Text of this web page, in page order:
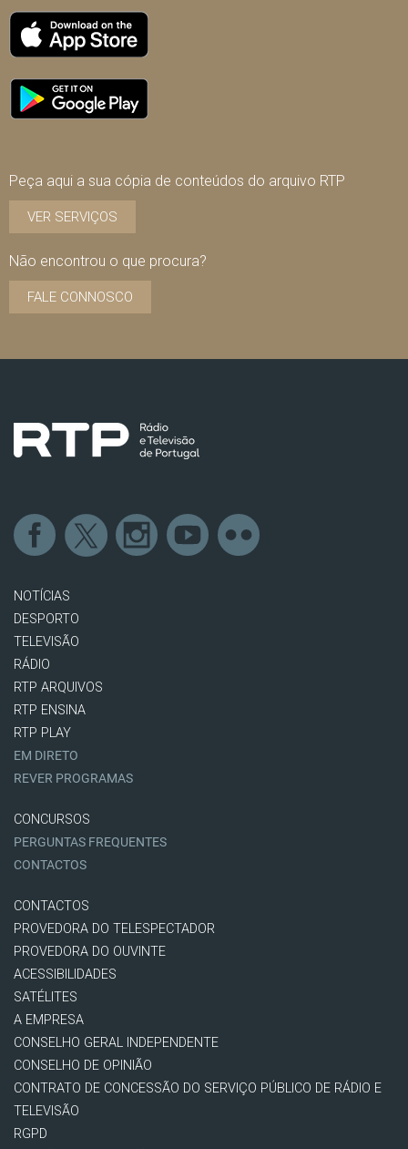
Peça aqui a sua cópia de conteúdos do arquivo RTP
VER SERVIÇOS
Não encontrou o que procura?
FALE CONNOSCO
NOTÍCIAS
DESPORTO
TELEVISÃO
RÁDIO
RTP ARQUIVOS
RTP ENSINA
RTP PLAY
EM DIRETO
REVER PROGRAMAS
CONCURSOS
PERGUNTAS FREQUENTES
CONTACTOS
CONTACTOS
PROVEDORA DO TELESPECTADOR
PROVEDORA DO OUVINTE
ACESSIBILIDADES
SATÉLITES
A EMPRESA
CONSELHO GERAL INDEPENDENTE
CONSELHO DE OPINIÃO
CONTRATO DE CONCESSÃO DO SERVIÇO PÚBLICO DE RÁDIO E
TELEVISÃO
RGPD